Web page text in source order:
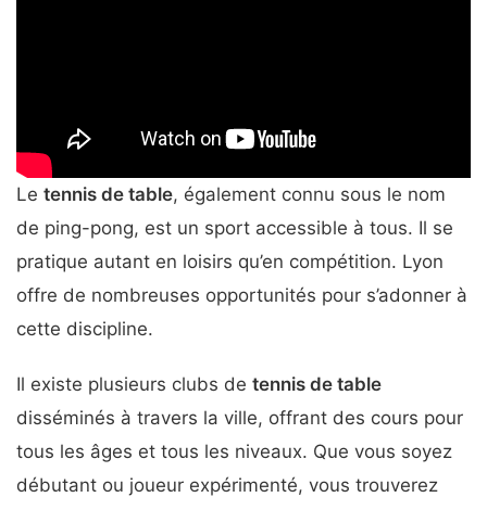
Le tennis de table, également connu sous le nom
de ping-pong, est un sport accessible à tous. Il se
pratique autant en loisirs qu’en compétition. Lyon
offre de nombreuses opportunités pour s’adonner à
cette discipline.
Il existe plusieurs clubs de tennis de table
disséminés à travers la ville, offrant des cours pour
tous les âges et tous les niveaux. Que vous soyez
débutant ou joueur expérimenté, vous trouverez